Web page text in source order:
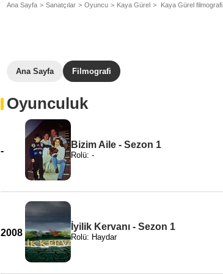
Ana Sayfa Sanatçılar Oyuncu Kaya Gürel Kaya Gürel filmografi
Ana Sayfa Filmografi
Oyunculuk
-
Bizim Aile - Sezon 1
Rolü: -
2008
İyilik Kervanı - Sezon 1
Rolü: Haydar